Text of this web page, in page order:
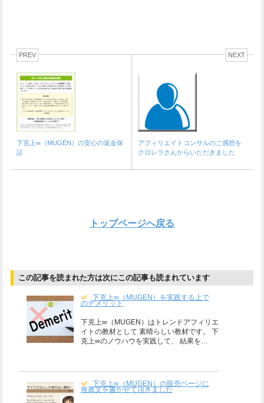
PREV
下克上∞（MUGEN）の安心の返金保
証
NEXT
アフィリエイトコンサルのご感想を
クロレラさんからいただきました
トップページへ戻る
この記事を読まれた方は次にこの記事も読まれています
下克上∞（MUGEN）を実践する上で
のデメリット
下克上∞（MUGEN）はトレンドアフィリエ
イトの教材として 素晴らしい教材です。 下
克上∞のノウハウを実践して、 結果を…
下克上∞（MUGEN）の販売ページに
推薦文を書かせて頂きました